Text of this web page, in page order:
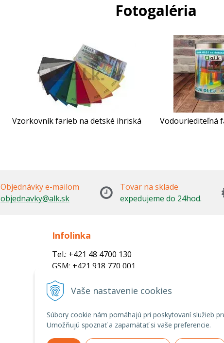
Vaše nastavenie cookies
Súbory cookie nám pomáhajú pri poskytovaní služieb
Umožňujú spoznať a zapamätať si vaše preferencie.
Fotogaléria
Vzorkovník farieb na detské ihriská Vodouriediteľná
Objednávky e-mailom
objednavky@alk.sk
Tovar na sklade
expedujeme do 24hod.
Infolinka
Tel.: +421 48 4700 130
GSM: +421 918 770 001
trade@alk.sk
objednavky@alk.sk